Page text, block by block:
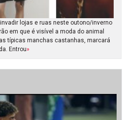
lojas e ruas neste outono/inverno
em que é visível a moda do animal
típicas manchas castanhas, marcará
Entrou»